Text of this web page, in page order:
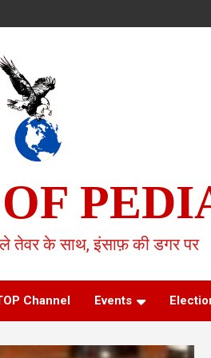
तेवर के साथ, इंसाफ़ की डगर पर
Channel Events